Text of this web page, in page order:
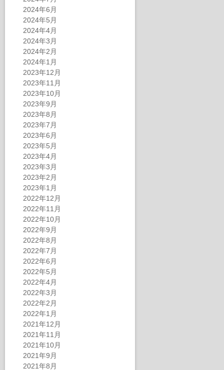
2024年6月
2024年5月
2024年4月
2024年3月
2024年2月
2024年1月
2023年12月
2023年11月
2023年10月
2023年9月
2023年8月
2023年7月
2023年6月
2023年5月
2023年4月
2023年3月
2023年2月
2023年1月
2022年12月
2022年11月
2022年10月
2022年9月
2022年8月
2022年7月
2022年6月
2022年5月
2022年4月
2022年3月
2022年2月
2022年1月
2021年12月
2021年11月
2021年10月
2021年9月
2021年8月